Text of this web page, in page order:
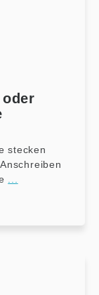
stecken
...